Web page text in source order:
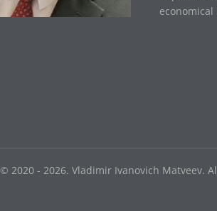
2020 - 2026. Vladimir Ivanovich Matveev.